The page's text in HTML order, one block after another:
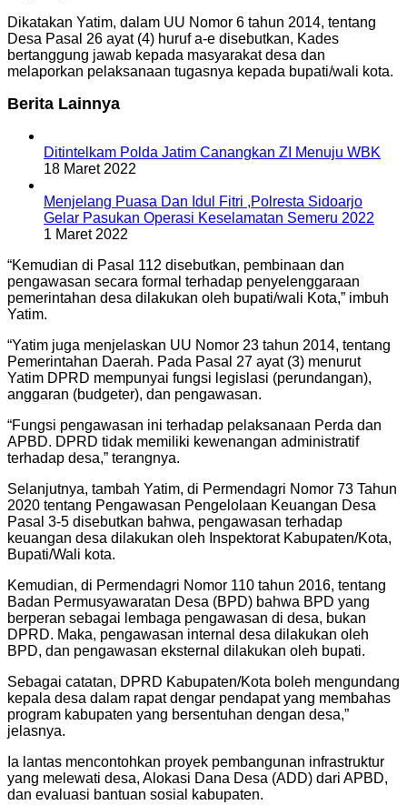
Dikatakan Yatim, dalam UU Nomor 6 tahun 2014, tentang
Desa Pasal 26 ayat (4) huruf a-e disebutkan, Kades
bertanggung jawab kepada masyarakat desa dan
melaporkan pelaksanaan tugasnya kepada bupati/wali kota.
Berita Lainnya
Ditintelkam Polda Jatim Canangkan ZI Menuju WBK
18 Maret 2022
Menjelang Puasa Dan Idul Fitri ,Polresta Sidoarjo
Gelar Pasukan Operasi Keselamatan Semeru 2022
1 Maret 2022
“Kemudian di Pasal 112 disebutkan, pembinaan dan
pengawasan secara formal terhadap penyelenggaraan
pemerintahan desa dilakukan oleh bupati/wali Kota,” imbuh
Yatim.
“Yatim juga menjelaskan UU Nomor 23 tahun 2014, tentang
Pemerintahan Daerah. Pada Pasal 27 ayat (3) menurut
Yatim DPRD mempunyai fungsi legislasi (perundangan),
anggaran (budgeter), dan pengawasan.
“Fungsi pengawasan ini terhadap pelaksanaan Perda dan
APBD. DPRD tidak memiliki kewenangan administratif
terhadap desa,” terangnya.
Selanjutnya, tambah Yatim, di Permendagri Nomor 73 Tahun
2020 tentang Pengawasan Pengelolaan Keuangan Desa
Pasal 3-5 disebutkan bahwa, pengawasan terhadap
keuangan desa dilakukan oleh Inspektorat Kabupaten/Kota,
Bupati/Wali kota.
Kemudian, di Permendagri Nomor 110 tahun 2016, tentang
Badan Permusyawaratan Desa (BPD) bahwa BPD yang
berperan sebagai lembaga pengawasan di desa, bukan
DPRD. Maka, pengawasan internal desa dilakukan oleh
BPD, dan pengawasan eksternal dilakukan oleh bupati.
Sebagai catatan, DPRD Kabupaten/Kota boleh mengundang
kepala desa dalam rapat dengar pendapat yang membahas
program kabupaten yang bersentuhan dengan desa,”
jelasnya.
Ia lantas mencontohkan proyek pembangunan infrastruktur
yang melewati desa, Alokasi Dana Desa (ADD) dari APBD,
dan evaluasi bantuan sosial kabupaten.